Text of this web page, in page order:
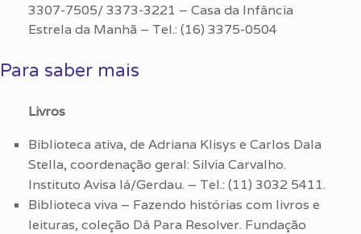
3307-7505/ 3373-3221 – Casa da Infância
Estrela da Manhã – Tel.: (16) 3375-0504
Para saber mais
Livros
Biblioteca ativa, de Adriana Klisys e Carlos Dala
Stella, coordenação geral: Silvia Carvalho.
Instituto Avisa lá/Gerdau. – Tel.: (11) 3032 5411.
Biblioteca viva – Fazendo histórias com livros e
leituras, coleção Dá Para Resolver. Fundação